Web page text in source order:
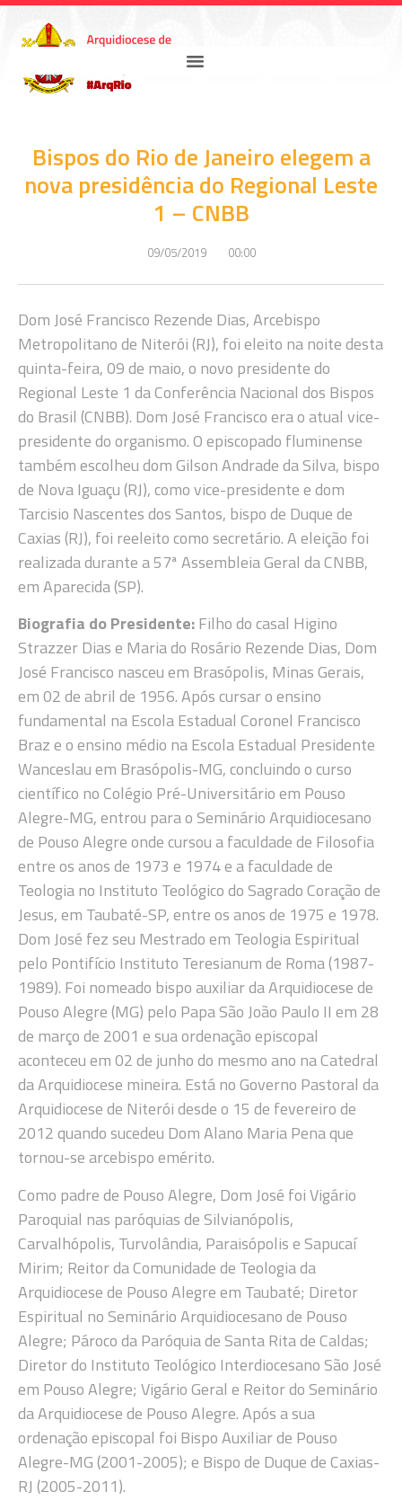
Bispos do Rio de Janeiro elegem a
nova presidência do Regional Leste
1 – CNBB
09/05/2019 00:00
Dom José Francisco Rezende Dias, Arcebispo
Metropolitano de Niterói (RJ), foi eleito na noite desta
quinta-feira, 09 de maio, o novo presidente do
Regional Leste 1 da Conferência Nacional dos Bispos
do Brasil (CNBB). Dom José Francisco era o atual vice-
presidente do organismo. O episcopado fluminense
também escolheu dom Gilson Andrade da Silva, bispo
de Nova Iguaçu (RJ), como vice-presidente e dom
Tarcisio Nascentes dos Santos, bispo de Duque de
Caxias (RJ), foi reeleito como secretário. A eleição foi
realizada durante a 57ª Assembleia Geral da CNBB,
em Aparecida (SP).
Biografia do Presidente:Filho do casal Higino
Strazzer Dias e Maria do Rosário Rezende Dias, Dom
José Francisco nasceu em Brasópolis, Minas Gerais,
em 02 de abril de 1956. Após cursar o ensino
fundamental na Escola Estadual Coronel Francisco
Braz e o ensino médio na Escola Estadual Presidente
Wanceslau em Brasópolis-MG, concluindo o curso
científico no Colégio Pré-Universitário em Pouso
Alegre-MG, entrou para o Seminário Arquidiocesano
de Pouso Alegre onde cursou a faculdade de Filosofia
entre os anos de 1973 e 1974 e a faculdade de
Teologia no Instituto Teológico do Sagrado Coração de
Jesus, em Taubaté-SP, entre os anos de 1975 e 1978.
Dom José fez seu Mestrado em Teologia Espiritual
pelo Pontifício Instituto Teresianum de Roma (1987-
1989). Foi nomeado bispo auxiliar da Arquidiocese de
Pouso Alegre (MG) pelo Papa São João Paulo II em 28
de março de 2001 e sua ordenação episcopal
aconteceu em 02 de junho do mesmo ano na Catedral
da Arquidiocese mineira. Está no Governo Pastoral da
Arquidiocese de Niterói desde o 15 de fevereiro de
2012 quando sucedeu Dom Alano Maria Pena que
tornou-se arcebispo emérito.
Como padre de Pouso Alegre, Dom José foi Vigário
Paroquial nas paróquias de Silvianópolis,
Carvalhópolis, Turvolândia, Paraisópolis e Sapucaí
Mirim; Reitor da Comunidade de Teologia da
Arquidiocese de Pouso Alegre em Taubaté; Diretor
Espiritual no Seminário Arquidiocesano de Pouso
Alegre; Pároco da Paróquia de Santa Rita de Caldas;
Diretor do Instituto Teológico Interdiocesano São José
em Pouso Alegre; Vigário Geral e Reitor do Seminário
da Arquidiocese de Pouso Alegre. Após a sua
ordenação episcopal foi Bispo Auxiliar de Pouso
Alegre-MG (2001-2005); e Bispo de Duque de Caxias-
RJ (2005-2011).